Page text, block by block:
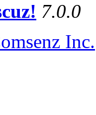
7.0.0
Inc.